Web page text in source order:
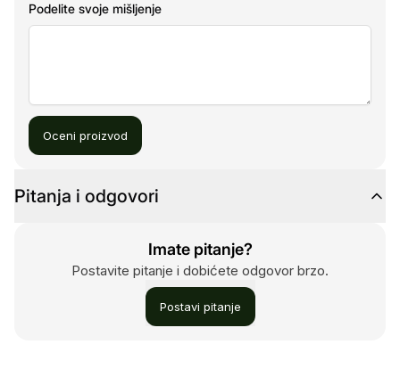
Podelite svoje mišljenje
Oceni proizvod
Pitanja i odgovori
Imate pitanje?
Postavite pitanje i dobićete odgovor brzo.
Postavi pitanje